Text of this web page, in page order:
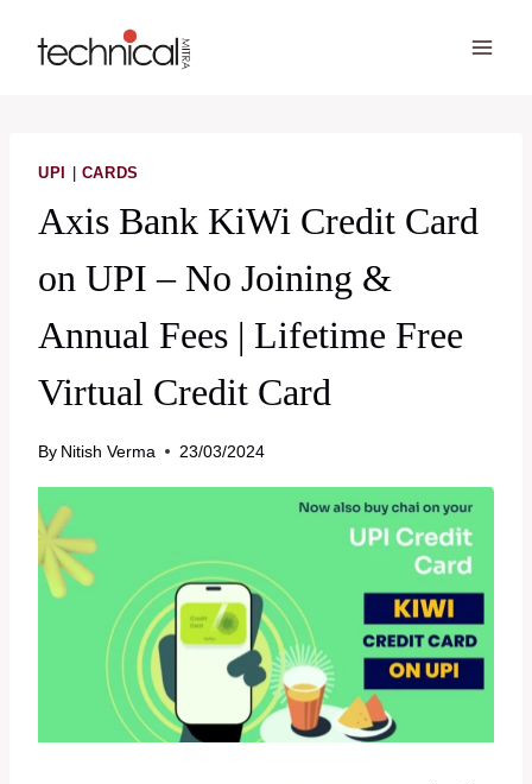
UPI CARDS
Axis Bank KiWi Credit Card
on UPI – No Joining &
Annual Fees | Lifetime Free
Virtual Credit Card
By Nitish Verma 23/03/2024